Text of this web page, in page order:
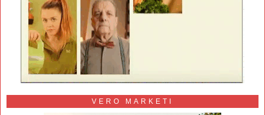
VERO MARKETI